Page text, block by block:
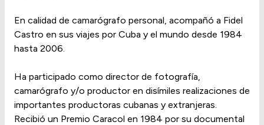
En calidad de camarógrafo personal, acompañó a Fidel
Castro en sus viajes por Cuba y el mundo desde 1984
hasta 2006.
Ha participado como director de fotografía,
camarógrafo y/o productor en disímiles realizaciones de
importantes productoras cubanas y extranjeras.
Recibió un Premio Caracol en 1984 por su documental